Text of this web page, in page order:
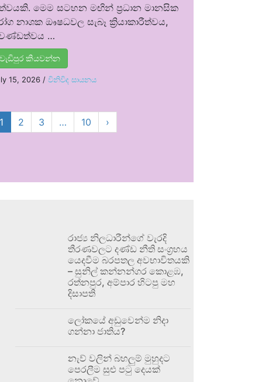
මෙම සටහන මඟින් ප්‍රධාන මානසික
නාශක ඖෂධවල සැබෑ ක්‍රියාකාරීත්වය,
…
වැඩිපුර කියවන්න
15, 2026 / විනිවිද සායනය
1 2 3 … 10 ›
රාජ්‍ය නිලධාරීන්ගේ වැරදි
තීරණවලට දණ්ඩ නීති සංග්‍රහය
යෙදවීම බරපතල අවභාවිතයකි
– සුනිල් කන්නන්ගර කොළඹ,
රත්නපුර, අම්පාර හිටපු මහ
දිසාපති
ලෝකයේ අඩුවෙන්ම නිදා
ගන්නා ජාතිය?
නැව් වලින් බහලුම් මුහුදට
පෙරලීම සුළු පටු දෙයක්